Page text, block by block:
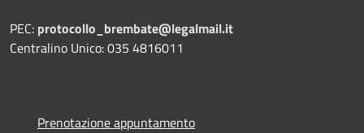
PEC: protocollo_brembate@legalmail.it
Centralino Unico: 035 4816011
Prenotazione appuntamento